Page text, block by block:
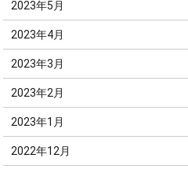
2023年5月
2023年4月
2023年3月
2023年2月
2023年1月
2022年12月